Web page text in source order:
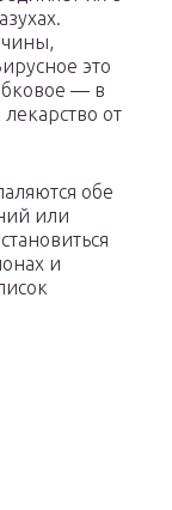
это
— в
от
обе
или
и